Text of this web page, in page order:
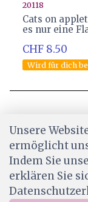
20118
Cats on
es nur eine
CHF 8.50
Wird für dich
Unsere
ermöglicht
Indem Sie
erklären Sie